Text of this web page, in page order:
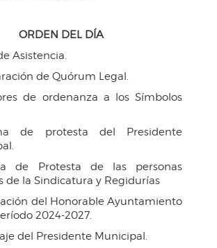
ORDEN DEL DÍA
Asistencia.
de Quórum Legal.
de ordenanza a los Símbolos
de protesta del Presidente
de Protesta de las personas
de la Sindicatura y Regidurías
del Honorable Ayuntamiento
2024-2027.
del Presidente Municipal.